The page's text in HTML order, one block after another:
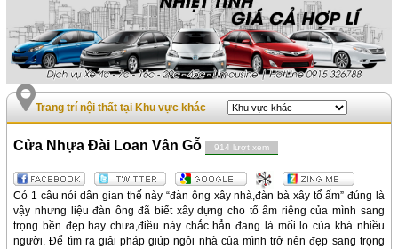
Trang trí nội thất tại Khu vực khác
Cửa Nhựa Đài Loan Vân Gỗ 914 lượt xem
Có 1 câu nói dân gian thế này “đàn ông xây nhà,đàn bà xây tổ ấm” đúng là
vậy nhưng liệu đàn ông đã biết xây dựng cho tổ ấm riêng của mình sang
trọng bền đẹp hay chưa,điều này chắc hẳn đang là mối lo của khá nhiều
người. Để tìm ra giải pháp giúp ngôi nhà của mình trở nên đẹp sang trọng